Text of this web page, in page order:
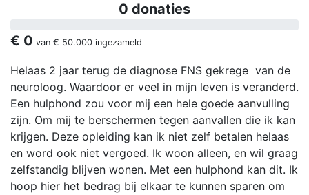
0 donaties
€ 0 van € 50.000 ingezameld
Helaas 2 jaar terug de diagnose FNS gekrege van de
neuroloog. Waardoor er veel in mijn leven is veranderd.
Een hulphond zou voor mij een hele goede aanvulling
zijn. Om mij te berschermen tegen aanvallen die ik kan
krijgen. Deze opleiding kan ik niet zelf betalen helaas
en word ook niet vergoed. Ik woon alleen, en wil graag
zelfstandig blijven wonen. Met een hulphond kan dit. Ik
hoop hier het bedrag bij elkaar te kunnen sparen om